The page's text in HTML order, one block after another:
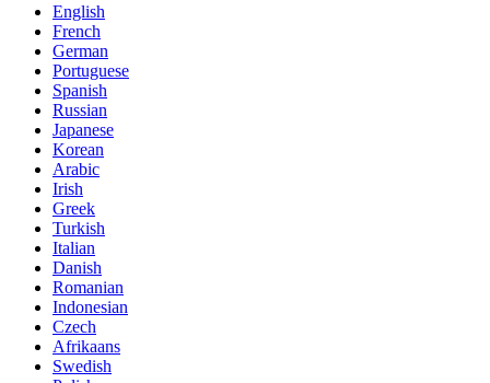
English
French
German
Portuguese
Spanish
Russian
Japanese
Korean
Arabic
Irish
Greek
Turkish
Italian
Danish
Romanian
Indonesian
Czech
Afrikaans
Swedish